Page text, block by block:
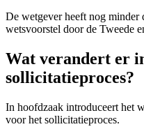
De wetgever heeft nog minder
wetsvoorstel door de Tweede
Wat verandert er
sollicitatieproces?
In hoofdzaak introduceert het
voor het sollicitatieproces.